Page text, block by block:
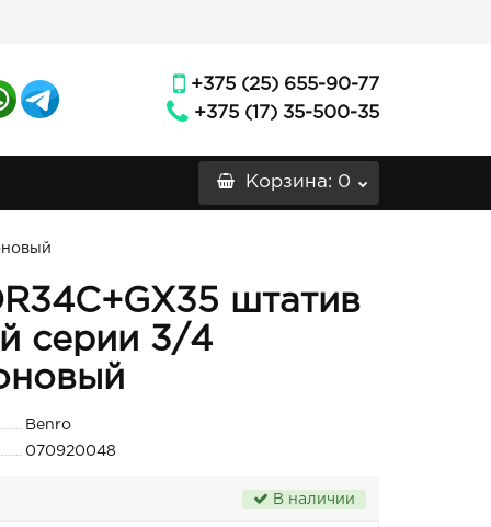
+375 (25) 655-90-77
+375 (17) 35-500-35
Корзина: 0
штатив
серии 3/4
Benro
070920048
В наличии